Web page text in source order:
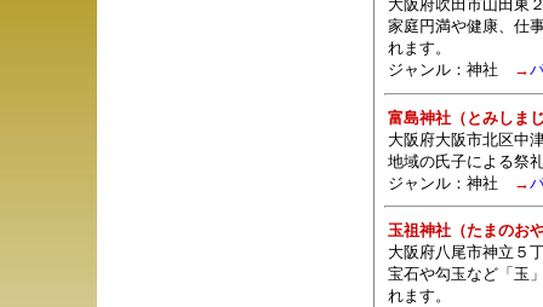
大阪府吹田市山田東
家庭円満や健康、仕
れます。
ジャンル： 神社 →
富島神社（とみしま
大阪府大阪市北区中
地域の氏子による祭
ジャンル： 神社 →
玉祖神社（たまのお
大阪府八尾市神立５
宝石や勾玉など「玉
れます。